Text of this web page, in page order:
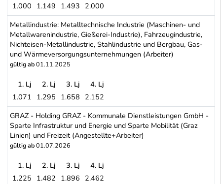
Metallgewerbe und Elektrogewerbe (Arbeiter)
1.000 1.149 1.493 2.000
Metallindustrie: Metalltechnische Industrie (Maschinen- und
Metallwarenindustrie, Gießerei-Industrie), Fahrzeugindustrie,
Nichteisen-Metallindustrie, Stahlindustrie und Bergbau, Gas-
und Wärmeversorgungsunternehmungen (Arbeiter)
gültig ab01.11.2025
Metallindustrie: Metalltechnische Industrie (Maschinen- und
1. Lj 2. Lj 3. Lj
4. Lj
1.071 1.295 1.658 2.152
GRAZ - Holding GRAZ - Kommunale Dienstleistungen GmbH -
Sparte Infrastruktur und Energie und Sparte Mobilität (Graz
Linien) und Freizeit (Angestellte+Arbeiter)
gültig ab01.07.2026
1. Lj 2. Lj 3. Lj
4. Lj
1.225 1.482 1.896 2.462